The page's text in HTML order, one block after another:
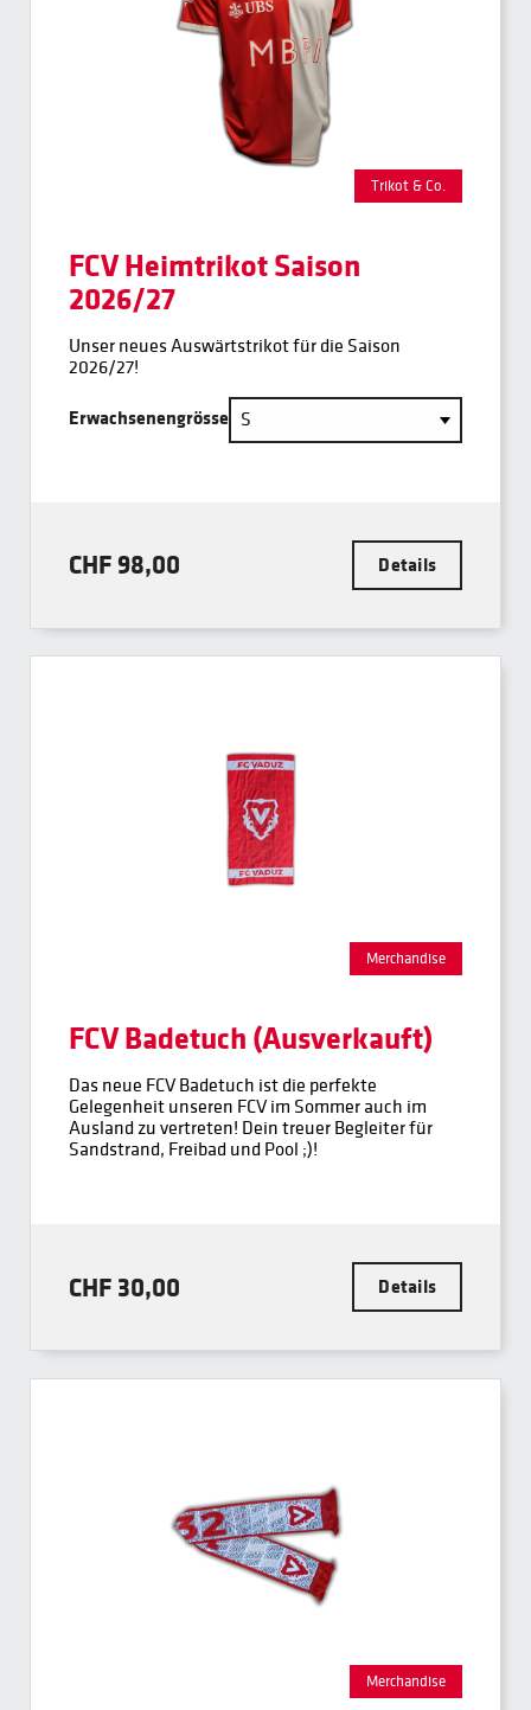
Trikot & Co.
FCV Heimtrikot Saison
2026/27
Unser neues Auswärtstrikot für die Saison
2026/27!
Erwachsenengrösse
CHF 98,00 Details
Merchandise
FCV Badetuch (Ausverkauft)
Das neue FCV Badetuch ist die perfekte
Gelegenheit unseren FCV im Sommer auch im
Ausland zu vertreten! Dein treuer Begleiter für
Sandstrand, Freibad und Pool ;)!
CHF 30,00 Details
Merchandise